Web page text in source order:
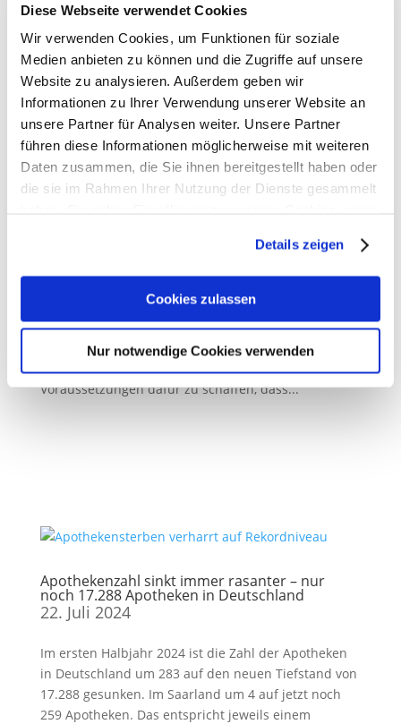
Diese Webseite verwendet Cookies
Wir verwenden Cookies, um Funktionen für soziale
Medien anbieten zu können und die Zugriffe auf unsere
Website zu analysieren. Außerdem geben wir
Informationen zu Ihrer Verwendung unserer Website an
unsere Partner für Analysen weiter. Unsere Partner
führen diese Informationen möglicherweise mit weiteren
Daten zusammen, die Sie ihnen bereitgestellt haben oder
die sie im Rahmen Ihrer Nutzung der Dienste gesammelt
Erfahren Sie in unsererDatenschutzerklärungmehr
darüber, wer wir sind, wie Sie uns kontaktieren können
und wie wir personenbezogene Daten verarbeiten.
Sie können Ihre Einwilligung jederzeit von derCookie-
Details zeigen
Cookies zulassen
Nur notwendige Cookies verwenden
Die Hauptversammlung der deutschen
Apothekerinnen und Apotheker fordert
Apothekerinnen und Apotheker hat auf Antrag der
Apothekerkammer des Saarlandes auf dem
diesjährigen Deutschen Apothekertag 2024 den
Gesetzgeber aufgefordert, die gesetzlichen
Voraussetzungen dafür zu schaffen, dass...
Apothekenzahl sinkt immer rasanter – nur
noch 17.288 Apotheken in Deutschland
22. Juli 2024
Im ersten Halbjahr 2024 ist die Zahl der Apotheken
in Deutschland um 283 auf den neuen Tiefstand von
17.288 gesunken. Im Saarland um 4 auf jetzt noch
259 Apotheken. Das entspricht jeweils einem